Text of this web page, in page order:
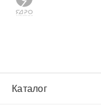
Каталог